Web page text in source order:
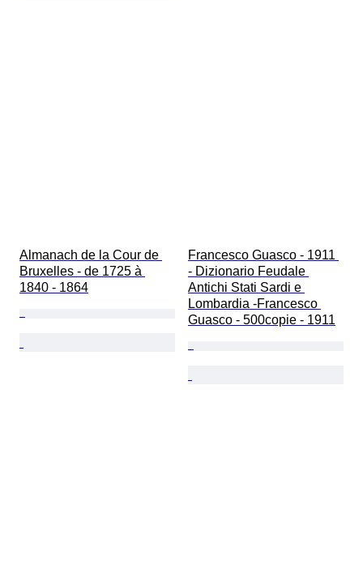
Almanach de la Cour de
Bruxelles - de 1725 à
1840 - 1864
Francesco Guasco - 1911
- Dizionario Feudale
Antichi Stati Sardi e
Lombardia -Francesco
Guasco - 500copie - 1911